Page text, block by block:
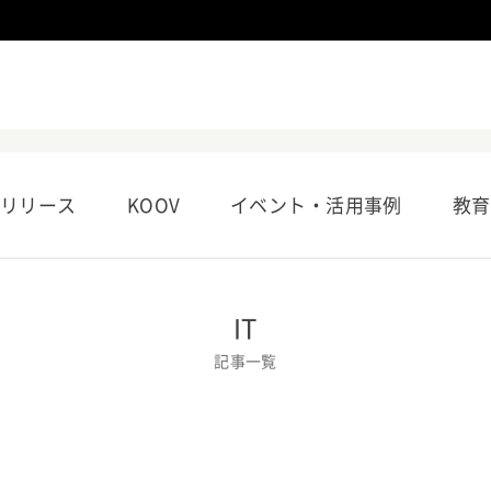
リース KOOV イベント・活用事例 教
IT
記事一覧